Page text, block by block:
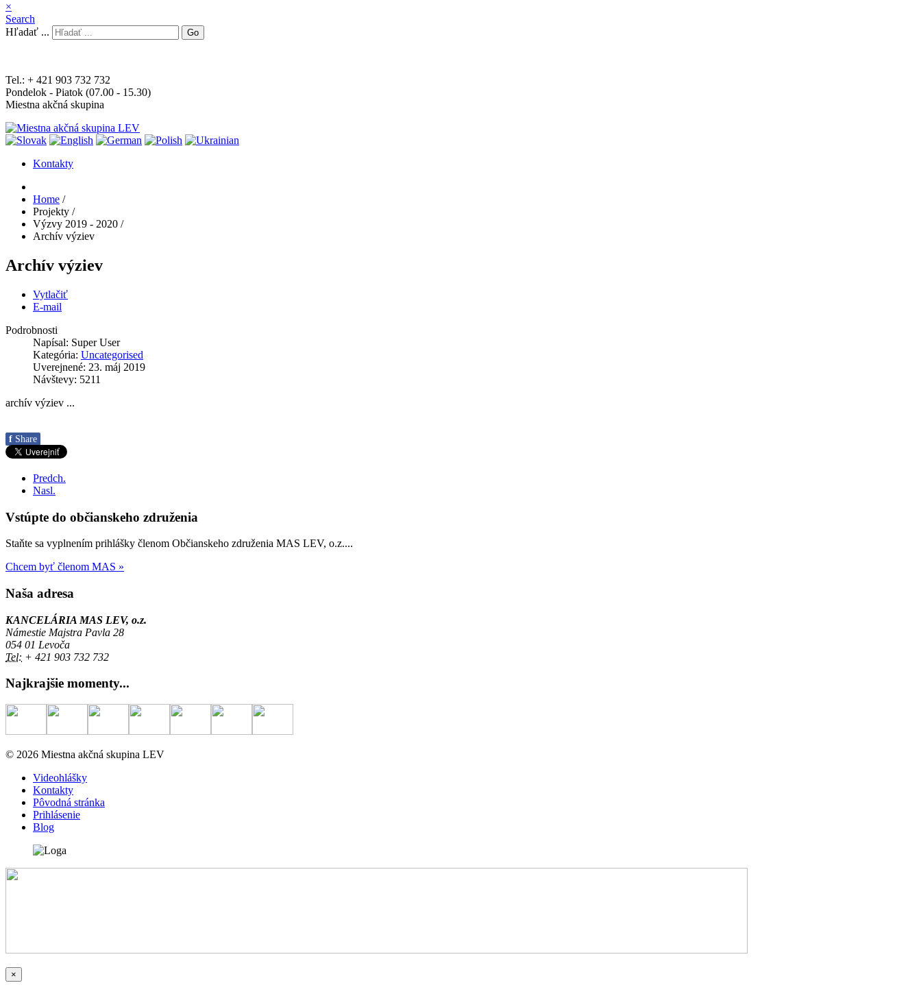
×
Search
Hľadať ...
Go
Tel.: + 421 903 732 732
Pondelok - Piatok (07.00 - 15.30)
Miestna akčná skupina
Kontakty
Home /
Projekty /
Výzvy 2019 - 2020 /
Archív výziev
Archív výziev
Vytlačiť
E-mail
Podrobnosti
Napísal: Super User
Kategória: Uncategorised
Uverejnené: 23. máj 2019
Návštevy: 5211
archív výziev ...
f Share
Predch.
Nasl.
Vstúpte do občianskeho združenia
Staňte sa vyplnením prihlášky členom Občianskeho združenia MAS LEV, o.z....
Chcem byť členom MAS »
Naša adresa
KANCELÁRIA MAS LEV, o.z.
Námestie Majstra Pavla 28
054 01 Levoča
Tel: + 421 903 732 732
Najkrajšie momenty...
© 2026 Miestna akčná skupina LEV
Videohlášky
Kontakty
Pôvodná stránka
Prihlásenie
Blog
×